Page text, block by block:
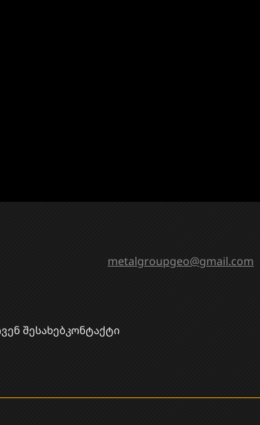
შესახებკონტაქტი
metalgroupgeo@gmail.com